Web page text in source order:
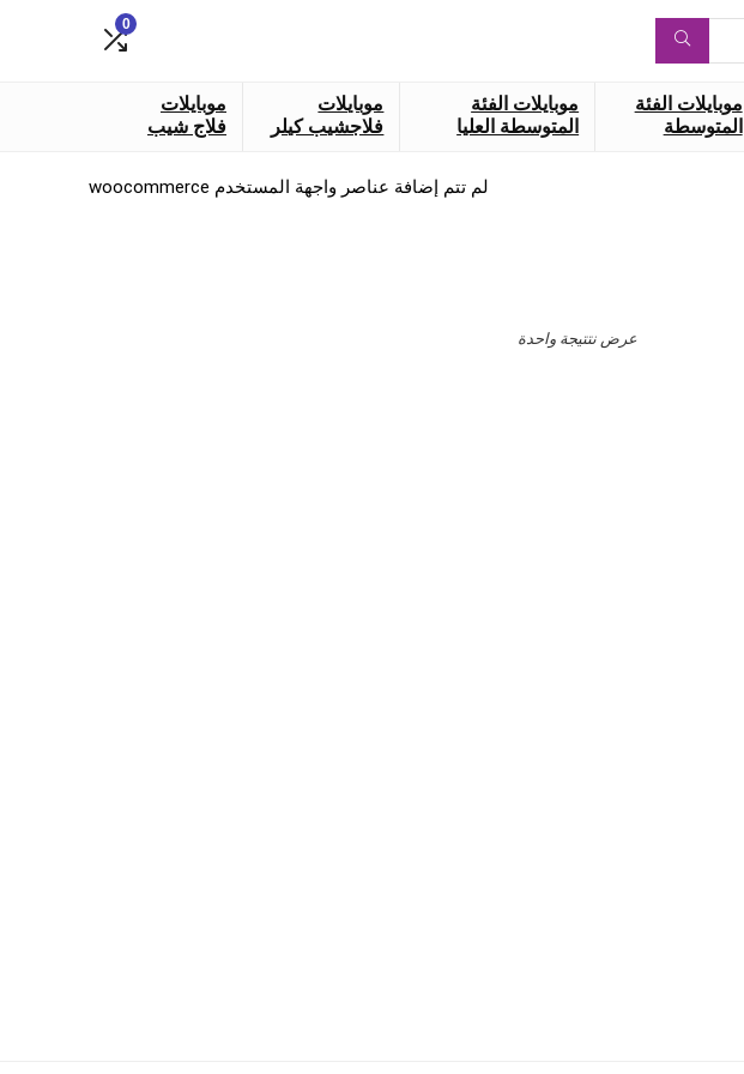
0
موبايلات الفئة
المتوسطة
موبايلات الفئة
المتوسطة العليا
موبايلات
فلاجشيب كيلر
موبايلات
فلاج شيب
عرض نتتيجة واحدة
لم تتم إضافة عناصر واجهة المستخدم woocommerce